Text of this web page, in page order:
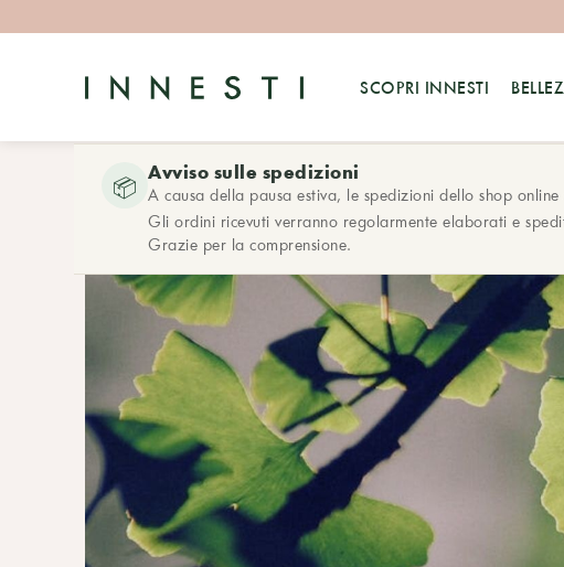
SCOPRI INNESTI
📦 Avviso sulle spedizioni
A causa della pausa estiva, le spedizioni dello shop
Gli ordini ricevuti verranno regolarmente elaborati e
Grazie per la comprensione.